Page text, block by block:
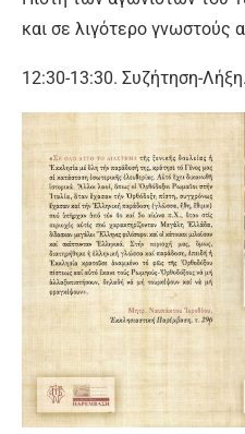
και σε λιγότερο γνωστούς
12:30-13:30. Συζήτηση-Λήξη.